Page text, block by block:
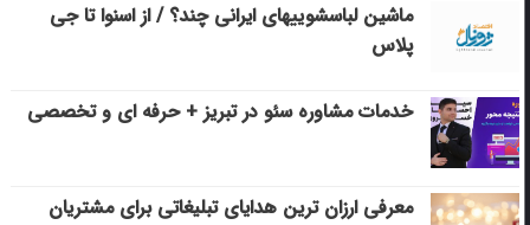
ماشین لباسشویی‎های ایرانی چند؟ / از اسنوا تا جی
پلاس
خدمات مشاوره سئو در تبریز + حرفه ای و تخصصی
معرفی ارزان ترین هدایای تبلیغاتی برای مشتریان